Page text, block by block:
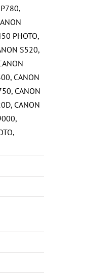
,
PHOTO,
S520,
, CANON
, CANON
, CANON
,
,